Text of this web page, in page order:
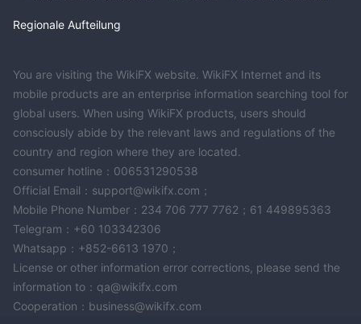
Regionale Aufteilung
You are visiting the WikiFX website. WikiFX Internet and its
mobile products are an enterprise information searching tool for
global users. When using WikiFX products, users should
consciously abide by the relevant laws and regulations of the
country and region where they are located.
consumer hotline：006531290538
Official Email：support@wikifx.com；
Mobile Phone Number：234 706 777 7762；61 449895363
Telegram：+60 103342306
Whatsapp：+852-6613 1970；
License or other information error corrections, please send the
information to：qa@wikifx.com
Cooperation：business@wikifx.com